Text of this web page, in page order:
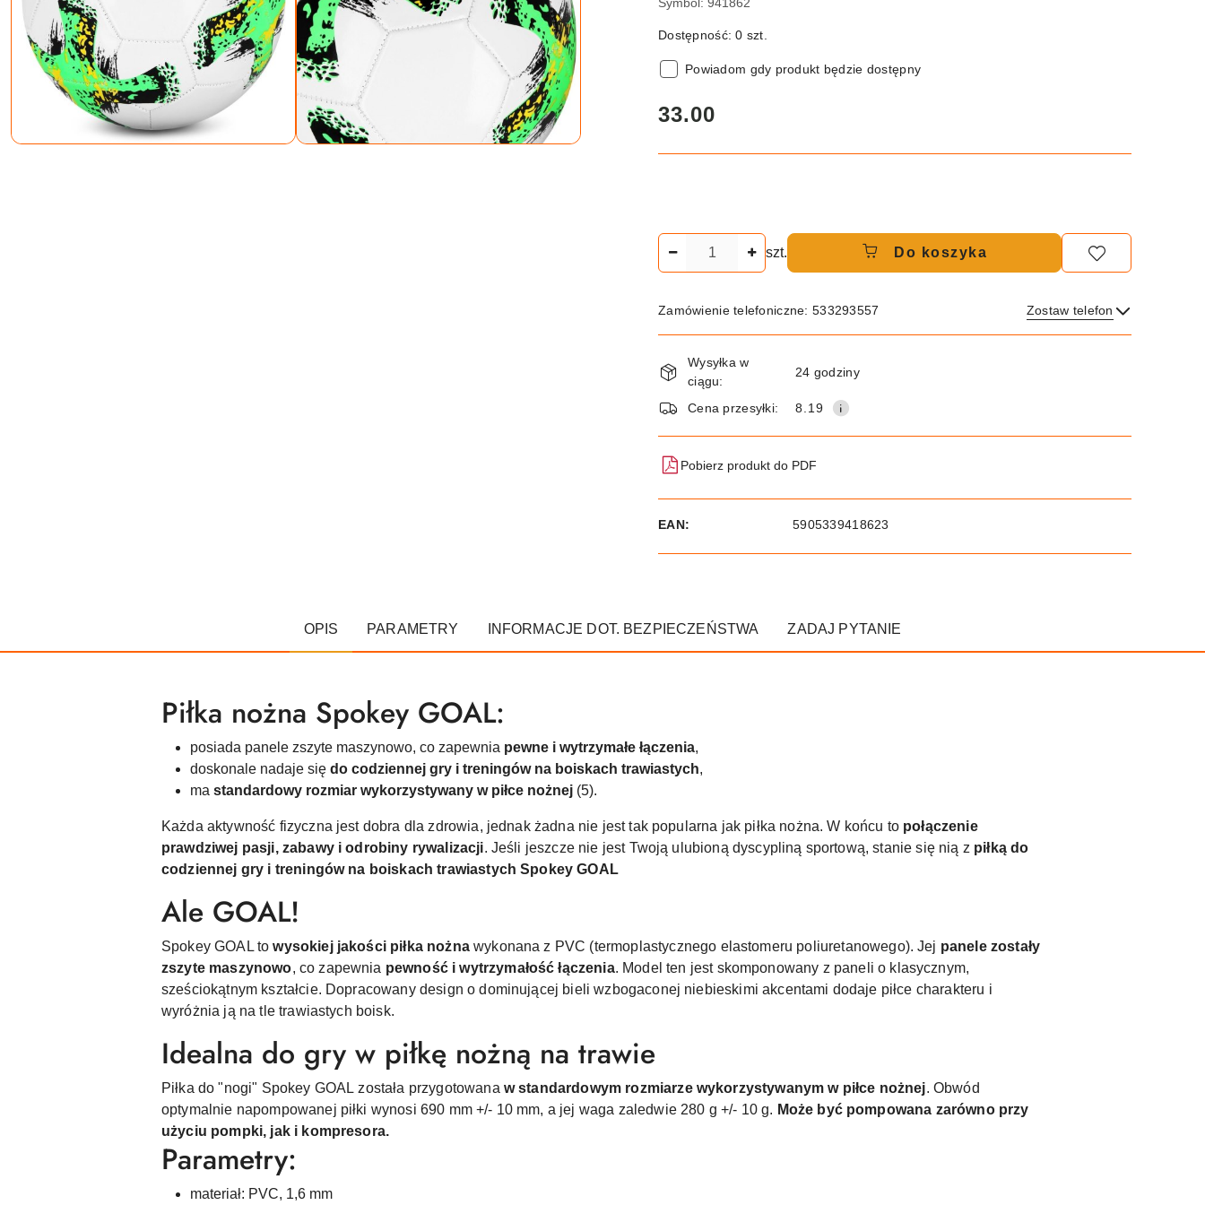
Symbol: 941862
Dostępność:0 szt.
Powiadom gdy produkt będzie dostępny
cena:
33.00
szt. Do koszyka
Zamówienie telefoniczne: 533293557 Zostaw telefon
Wyślij
Dostępność
i
dostawa
Wysyłka w
ciągu:
24 godziny
Cena przesyłki: 8.19
Pobierz produkt do PDF
EAN: 5905339418623
OPIS PARAMETRY INFORMACJE DOT. BEZPIECZEŃSTWA ZADAJ PYTANIE
Piłka nożna Spokey GOAL:
posiada panele zszyte maszynowo, co zapewnia pewne i wytrzymałe łączenia,
doskonale nadaje się do codziennej gry i treningów na boiskach trawiastych,
ma standardowy rozmiar wykorzystywany w piłce nożnej (5).
Każda aktywność fizyczna jest dobra dla zdrowia, jednak żadna nie jest tak popularna jak piłka nożna. W końcu to połączenie
prawdziwej pasji, zabawy i odrobiny rywalizacji. Jeśli jeszcze nie jest Twoją ulubioną dyscypliną sportową, stanie się nią z piłką do
codziennej gry i treningów na boiskach trawiastych Spokey GOAL
Ale GOAL!
Spokey GOAL towysokiej jakości piłka nożnawykonana z PVC (termoplastycznego elastomeru poliuretanowego). Jej panele zostały
zszyte maszynowo, co zapewnia pewność i wytrzymałość łączenia. Model ten jest skomponowany z paneli o klasycznym,
sześciokątnym kształcie. Dopracowany design o dominującej bieli wzbogaconej niebieskimi akcentami dodaje piłce charakteru i
wyróżnia ją na tle trawiastych boisk.
Idealna do gry w piłkę nożną na trawie
Piłka do "nogi" Spokey GOALzostała przygotowana w standardowym rozmiarze wykorzystywanym w piłce nożnej. Obwód
optymalnie napompowanej piłki wynosi 690 mm +/- 10 mm, a jej waga zaledwie 280 g +/- 10 g. Może być pompowana zarówno przy
użyciu pompki, jak i kompresora.
Parametry:
materiał: PVC, 1,6 mm